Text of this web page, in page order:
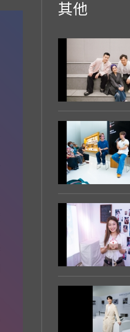
其他